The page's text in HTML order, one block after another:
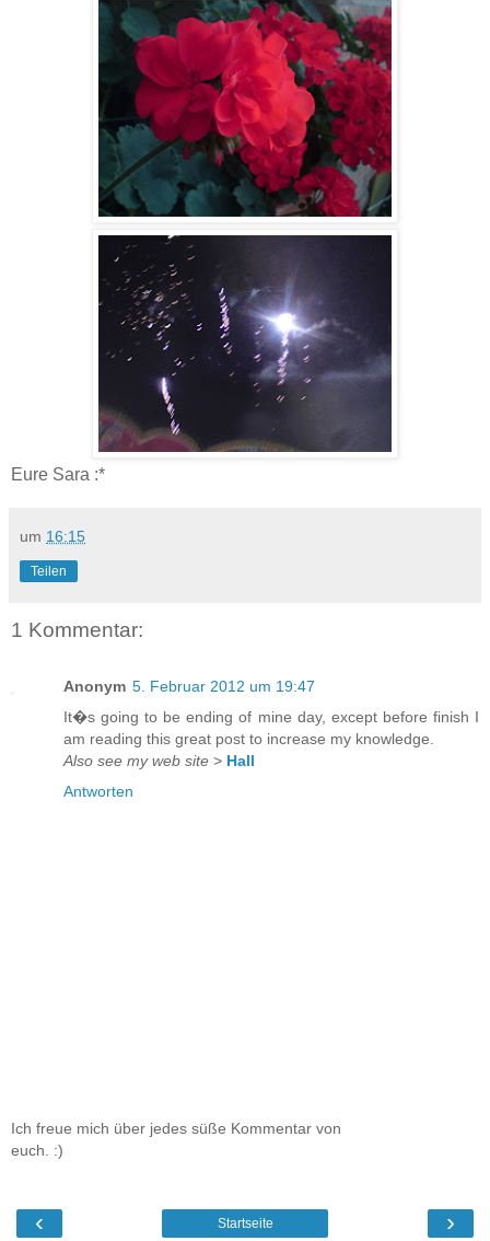
Eure Sara :*
um 16:15
Teilen
1 Kommentar:
Anonym 5. Februar 2012 um 19:47
It�s going to be ending of mine day, except before finish I
am reading this great post to increase my knowledge.
Also see my web site > Hall
Antworten
Ich freue mich über jedes süße Kommentar von
euch. :)
‹ ›
Startseite